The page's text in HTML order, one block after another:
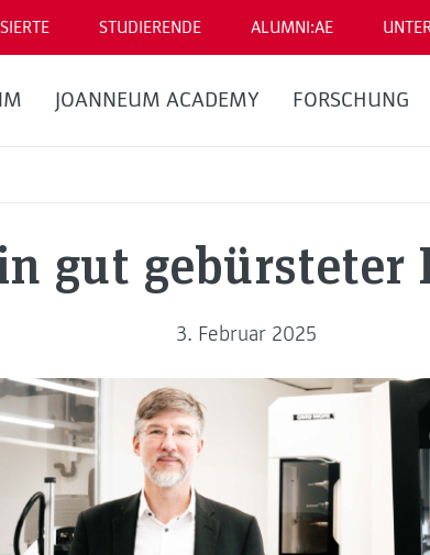
STUDIERENDE ALUMNI:AE
JOANNEUM ACADEMY FORSCHUNG
gut gebürsteter
3. Februar 2025